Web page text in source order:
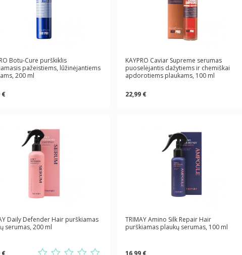
Botu-Cure purškiklis
pažeistiems, lūžinėjantiems
200 ml
€
KAYPRO Caviar Supreme serumas
puoselėjantis dažytiems ir chemiškai
apdorotiems plaukams, 100 ml
22,99 €
Daily Defender Hair purškiamas
serumas, 200 ml
€
TRIMAY Amino Silk Repair Hair
purškiamas plaukų serumas, 100 ml
16,99 €